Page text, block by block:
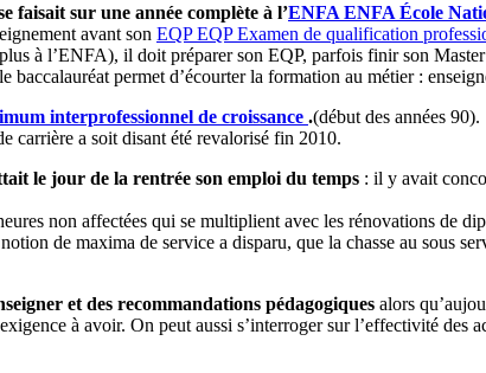
faisait sur une année complète à l’ENFA ENFA École
avant son EQP EQP Examen de qualification
à l’ENFA), il doit préparer son EQP, parfois finir son
permet d’écourter la formation au métier :
interprofessionnel de croissance .(début des années 90).
carrière a soit disant été revalorisé fin 2010.
le jour de la rentrée son emploi du temps : il y avait
non affectées qui se multiplient avec les rénovations de
de maxima de service a disparu, que la chasse au sous
et des recommandations pédagogiques alors
à avoir. On peut aussi s’interroger sur l’effectivité des